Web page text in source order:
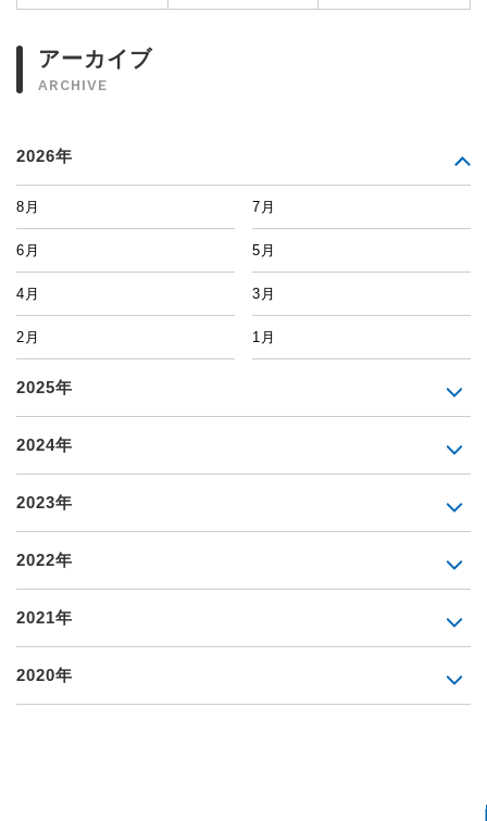
アーカイブ
ARCHIVE
2026年
8月 7月
6月 5月
4月 3月
2月 1月
2025年
2024年
2023年
2022年
2021年
2020年